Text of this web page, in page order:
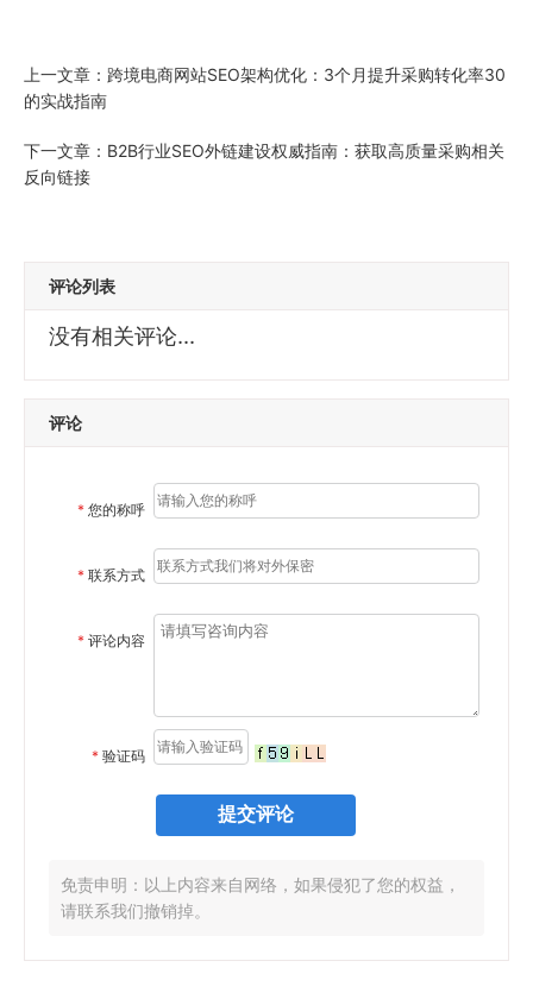
上一文章： 跨境电商网站SEO架构优化：3个月提升采购转化率30
的实战指南
下一文章： B2B行业SEO外链建设权威指南：获取高质量采购相关
反向链接
评论列表
没有相关评论...
评论
* 您的称呼
* 联系方式
* 评论内容
* 验证码
免责申明：以上内容来自网络，如果侵犯了您的权益，
请联系我们撤销掉。